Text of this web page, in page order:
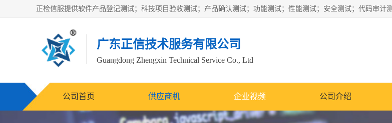
广东正信技术服务有限公司
Guangdong Zhengxin Technical Service Co., Ltd
公司首页 供应商机 企业视频 公司介绍